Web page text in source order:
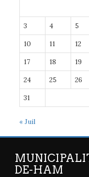
3 4 5
10 11 12
17 18 19
24 25 26
31
« Juil
DE-HAM